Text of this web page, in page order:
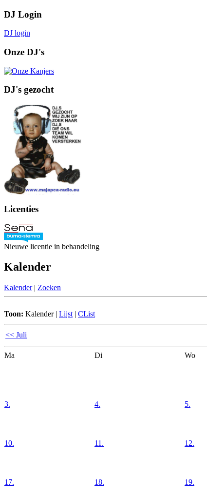
DJ Login
DJ login
Onze DJ's
DJ's gezocht
Licenties
Nieuwe licentie in behandeling
Kalender
Kalender | Zoeken
Toon: Kalender| Lijst | CList
<< Juli
Ma Di Wo
3. 4. 5.
10. 11. 12.
17. 18. 19.